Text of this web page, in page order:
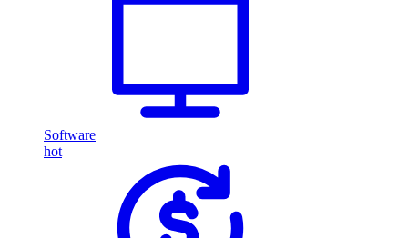
Software
hot